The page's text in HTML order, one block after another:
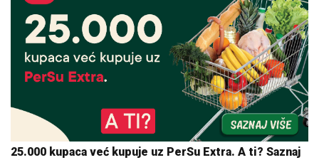
25.000 kupaca već kupuje uz PerSu Extra. A ti? Saznaj